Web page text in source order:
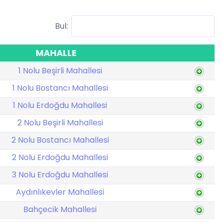
Bul:
MAHALLE
1 Nolu Beşirli Mahallesi
1 Nolu Bostancı Mahallesi
1 Nolu Erdoğdu Mahallesi
2 Nolu Beşirli Mahallesi
2 Nolu Bostancı Mahallesi
2 Nolu Erdoğdu Mahallesi
3 Nolu Erdoğdu Mahallesi
Aydınlıkevler Mahallesi
Bahçecik Mahallesi